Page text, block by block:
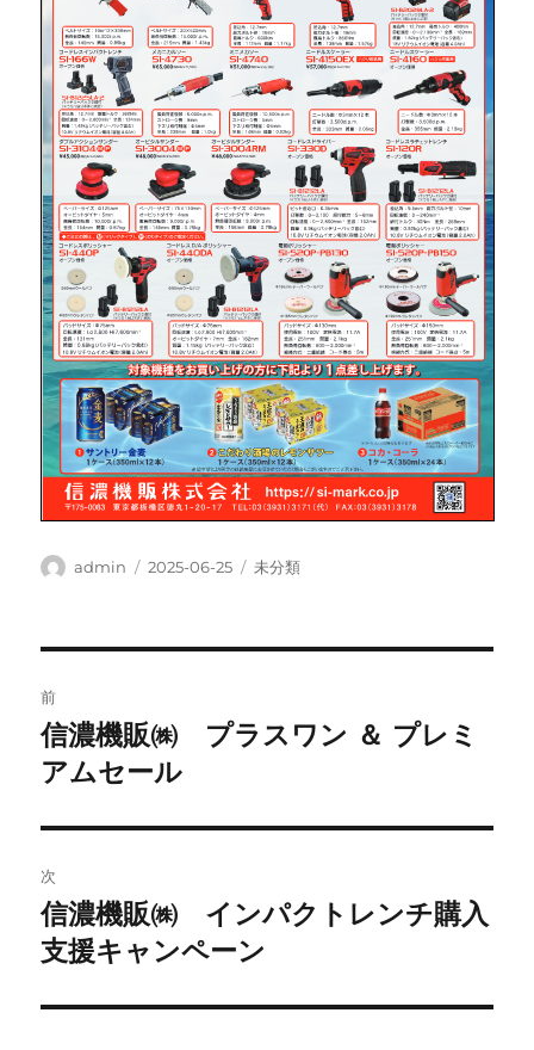
投
admin
投
2025-06-25
カ
未分類
稿
ナ
ビ
ゲ
ー
シ
前
前
の
稿:
信濃機販㈱ プラスワン ＆ プレミ
アムセール
次
次
の
稿:
信濃機販㈱ インパクトレンチ購入
支援キャンペーン